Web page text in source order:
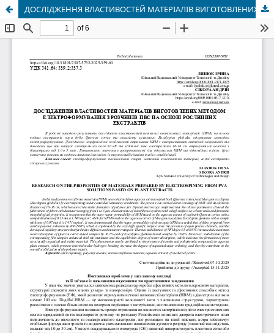
ДОСЛІДЖЕННЯ ВЛАСТИВОСТЕЙ МАТЕРІАЛІВ ВИГОТОВЛЕНИХ МЕТОДОМ ЕЛЕКТРОФОРМУВАННЯ З РОЗЧИНІВ ПВС НА ОСНОВІ РОСЛИННИХ ЕКСТРАКТІВ